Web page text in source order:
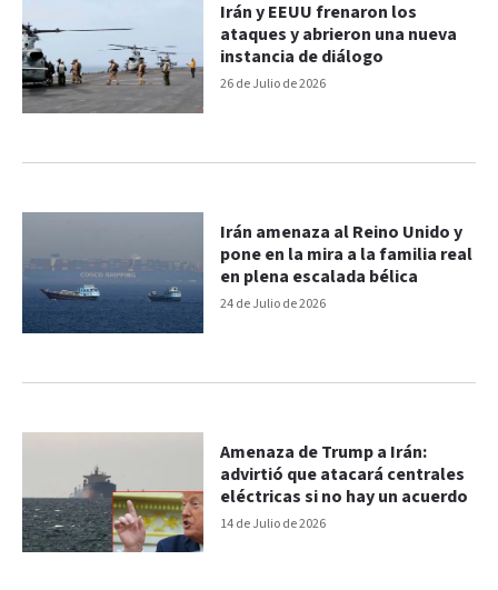
26 de Julio de 2026
Irán y EEUU frenaron los
ataques y abrieron una nueva
instancia de diálogo
24 de Julio de 2026
Irán amenaza al Reino Unido y
pone en la mira a la familia real
en plena escalada bélica
14 de Julio de 2026
Amenaza de Trump a Irán:
advirtió que atacará centrales
eléctricas si no hay un acuerdo